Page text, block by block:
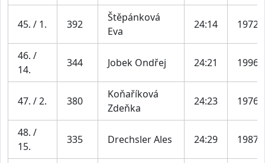
45. / 1. 392
Štěpánková
Eva
24:14 1972
46. /
14.
344 Jobek Ondřej 24:21 1996
47. / 2. 380
Koňaříková
Zdeňka
24:23 1976
48. /
15.
335 Drechsler Ales 24:29 1987